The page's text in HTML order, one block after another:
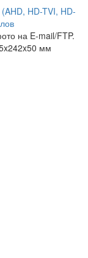
HD-TVI, HD-
на E-mail/FTP.
мм